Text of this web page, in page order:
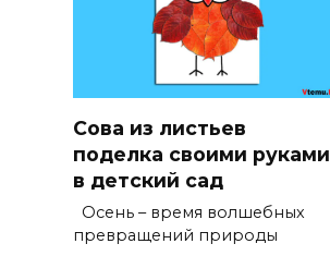
Сова из листьев
поделка своими руками
в детский сад
Осень – время волшебных
превращений природы